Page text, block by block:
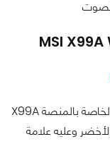
X99A المميزة والشريحة الخاصة بالمنصة WORKSTATION صندوق
وعليه علامة